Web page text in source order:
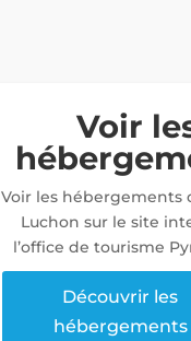
Voir
Voir les hébergements
Luchon sur le site
l’office de tourisme
Découvrir les
hébergements